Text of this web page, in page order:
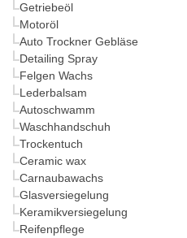
Getriebeöl
Motoröl
Auto Trockner Gebläse
Detailing Spray
Felgen Wachs
Lederbalsam
Autoschwamm
Waschhandschuh
Trockentuch
Ceramic wax
Carnaubawachs
Glasversiegelung
Keramikversiegelung
Reifenpflege